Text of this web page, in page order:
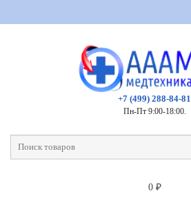
+7 (499) 288-84-81
Пн-Пт 9:00-18:00.
0 ₽